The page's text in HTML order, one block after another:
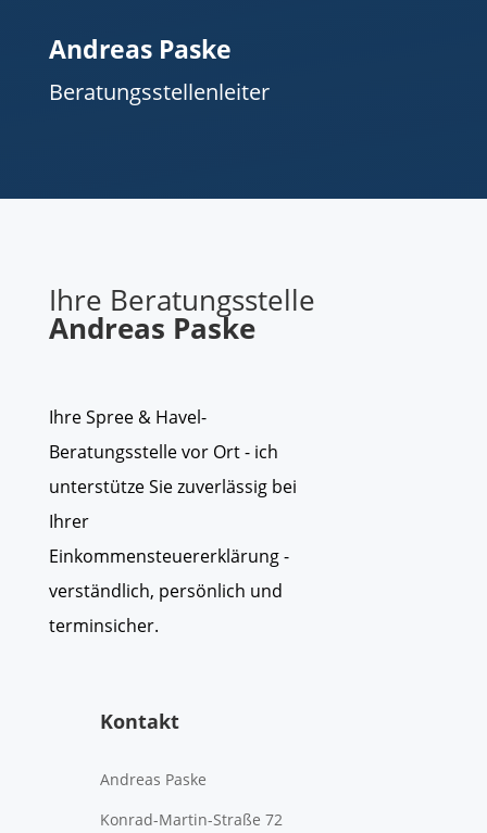
Andreas Paske
Beratungsstellenleiter
Ihre Beratungsstelle
Andreas Paske
Ihre Spree & Havel-
Beratungsstelle vor Ort - ich
unterstütze Sie zuverlässig bei
Ihrer
Einkommensteuererklärung -
verständlich, persönlich und
terminsicher.
Kontakt
Andreas Paske
Konrad-Martin-Straße 72